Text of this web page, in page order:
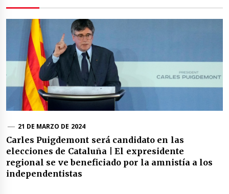
21 DE MARZO DE 2024
Carles Puigdemont será candidato en las
elecciones de Cataluña | El expresidente
regional se ve beneficiado por la amnistía a los
independentistas